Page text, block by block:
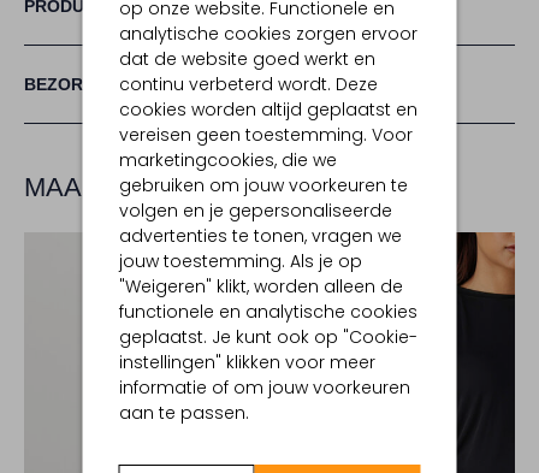
op onze website. Functionele en
analytische cookies zorgen ervoor
dat de website goed werkt en
continu verbeterd wordt. Deze
cookies worden altijd geplaatst en
vereisen geen toestemming. Voor
marketingcookies, die we
gebruiken om jouw voorkeuren te
volgen en je gepersonaliseerde
advertenties te tonen, vragen we
jouw toestemming. Als je op
"Weigeren" klikt, worden alleen de
functionele en analytische cookies
geplaatst. Je kunt ook op "Cookie-
instellingen" klikken voor meer
informatie of om jouw voorkeuren
aan te passen.
PRODUCT INFORMATIE
BEZORGEN & RETOURNEREN
MAAK JE LOOK COMPLEET